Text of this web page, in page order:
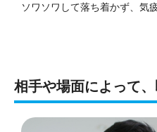
ソワソワして落ち着かず、気
相手や場面によって